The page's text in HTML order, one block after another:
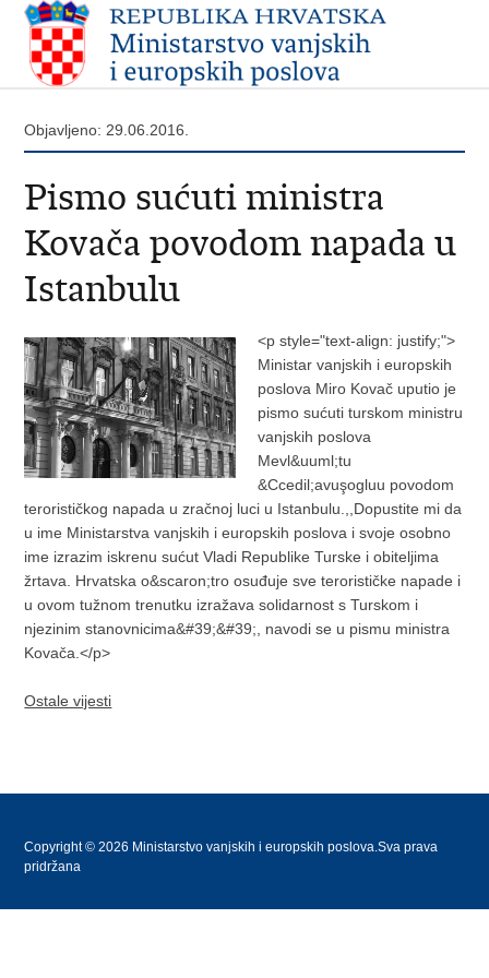
Objavljeno: 29.06.2016.
Pismo sućuti ministra
Kovača povodom napada u
Istanbulu
<p style="text-align: justify;">
Ministar vanjskih i europskih
poslova Miro Kovač uputio je
pismo sućuti turskom ministru
vanjskih poslova
Mevl&uuml;tu
&Ccedil;avuşogluu povodom
terorističkog napada u zračnoj luci u Istanbulu.,,Dopustite mi da
u ime Ministarstva vanjskih i europskih poslova i svoje osobno
ime izrazim iskrenu sućut Vladi Republike Turske i obiteljima
žrtava. Hrvatska o&scaron;tro osuđuje sve terorističke napade i
u ovom tužnom trenutku izražava solidarnost s Turskom i
njezinim stanovnicima&#39;&#39;, navodi se u pismu ministra
Kovača.</p>
Ostale vijesti
Copyright © 2026 Ministarstvo vanjskih i europskih poslova.Sva prava
pridržana